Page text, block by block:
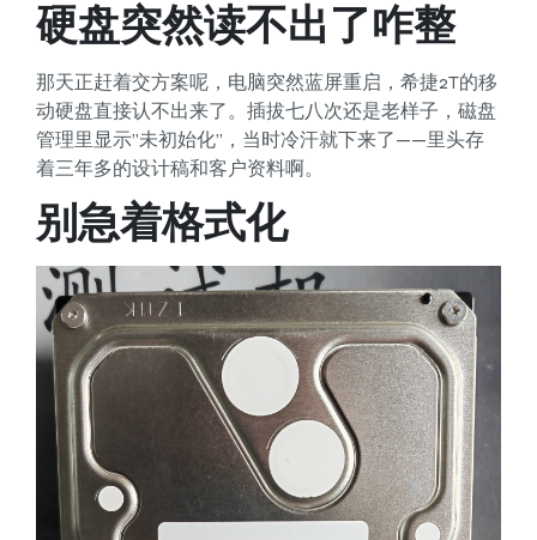
硬盘突然读不出了咋整
那天正赶着交方案呢，电脑突然蓝屏重启，希捷2T的移
动硬盘直接认不出来了。插拔七八次还是老样子，磁盘
管理里显示”未初始化”，当时冷汗就下来了——里头存
着三年多的设计稿和客户资料啊。
别急着格式化